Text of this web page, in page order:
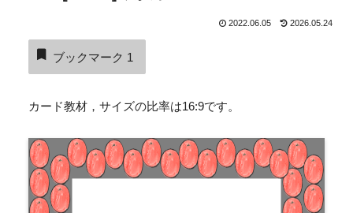
2022.06.05 2026.05.24
ブックマーク 1
カード教材，サイズの比率は16:9です。